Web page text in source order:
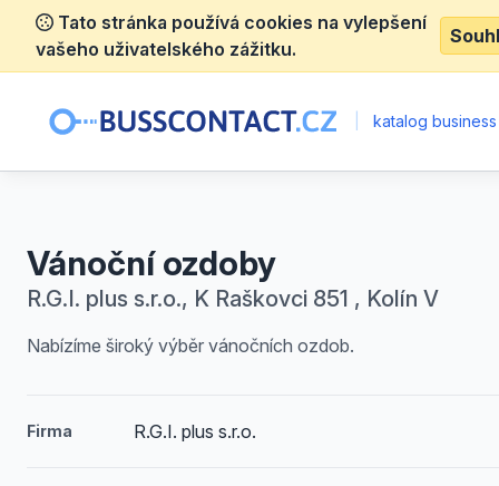
Tato stránka používá cookies na vylepšení
vašeho uživatelského zážitku.
katalog
Vánoční ozdoby
R.G.I. plus s.r.o., K Raškovci 851 , Kolín V
Nabízíme široký výběr vánočních ozdob.
Firma R.G.I. plus s.r.o.